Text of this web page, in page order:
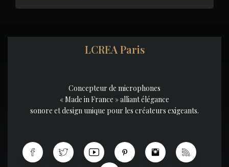
LCREA Paris
Concepteur de microphones
« Made in France » alliant élégance
sonore et design unique pour les créateurs exigeants.